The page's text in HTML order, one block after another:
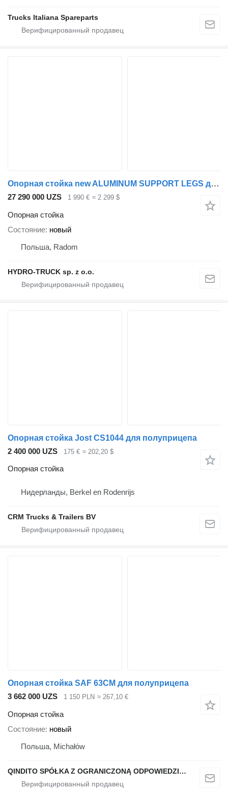
Trucks Italiana Spareparts
Опорная стойка new ALUMINUM SUPPORT LEGS для полуприцепа
27 290 000 UZS 1 990 € ≈ 2 299 $
Опорная стойка
Состояние новый
Польша, Radom
HYDRO-TRUCK sp. z o.o.
Опорная стойка Jost CS1044 для полуприцепа
2 400 000 UZS
175 € ≈ 202,20 $
Опорная стойка
Нидерланды, Berkel en Rodenrijs
CRM Trucks & Trailers BV
Опорная стойка SAF 63CM для полуприцепа
3 662 000 UZS
1 150 PLN ≈ 267,10 €
Опорная стойка
Состояние новый
Польша, Michałów
QINDITO SPÓŁKA Z OGRANICZONĄ ODPOWIEDZIALNOŚCIĄ